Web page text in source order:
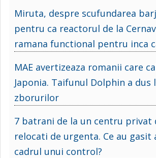
Miruta, despre scufundarea
pentru ca reactorul de la
ramana functional pentru inca
MAE avertizeaza romanii care
Japonia. Taifunul Dolphin a dus
zborurilor
7 batrani de la un centru privat
relocati de urgenta. Ce au
cadrul unui control?